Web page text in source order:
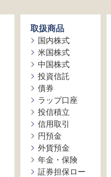
取扱商品
国内株式
米国株式
中国株式
投資信託
債券
ラップ口座
投信積立
信用取引
円預金
外貨預金
年金・保険
証券担保ロー